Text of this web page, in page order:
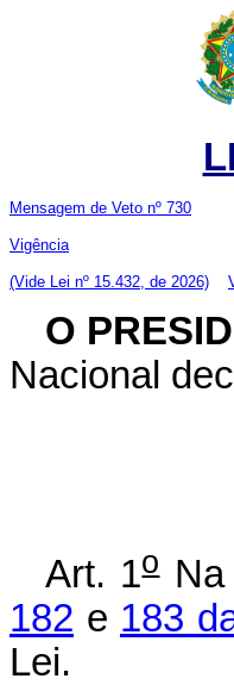
Mensagem de Veto nº 730
Vigência
(Vide Lei nº 15.432, de 2026)
O
Nacional
Art. 1oNa
182 e 183
Lei.